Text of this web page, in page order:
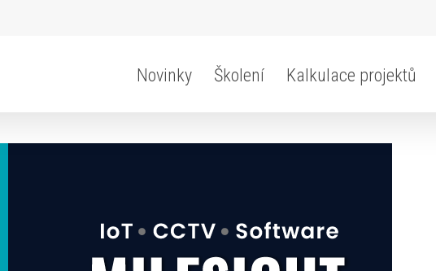
Novinky Školení Kalkulace projektů